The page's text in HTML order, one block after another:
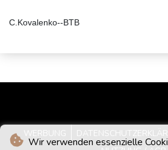
Wir verwenden essenzielle
C.Kovalenko--BTB
WERBUNG